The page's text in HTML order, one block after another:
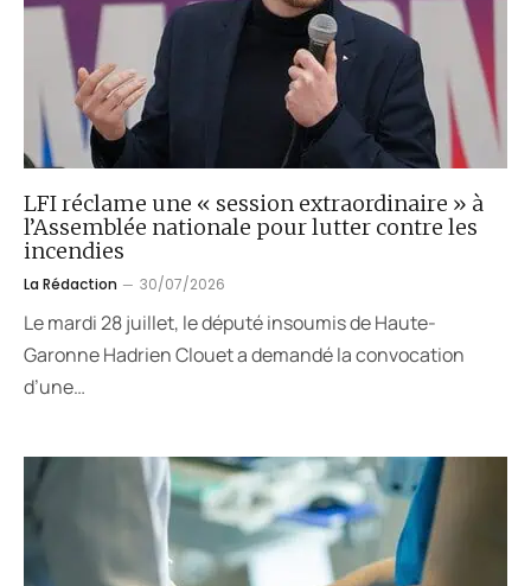
LFI réclame une « session extraordinaire » à
l’Assemblée nationale pour lutter contre les
incendies
La Rédaction 30/07/2026
Le mardi 28 juillet, le député insoumis de Haute-
Garonne Hadrien Clouet a demandé la convocation
d’une…